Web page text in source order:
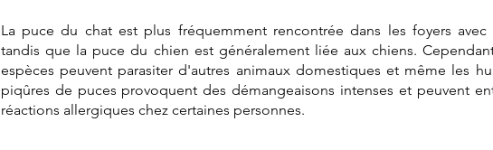
La puce du chat est plus fréquemment rencontrée dans les foyers avec
tandis que la puce du chien est généralement liée aux chiens.
espèces peuvent parasiter d'autres animaux domestiques et même les
piqûres de puces provoquent des démangeaisons intenses et peuvent
réactions allergiques chez certaines personnes.